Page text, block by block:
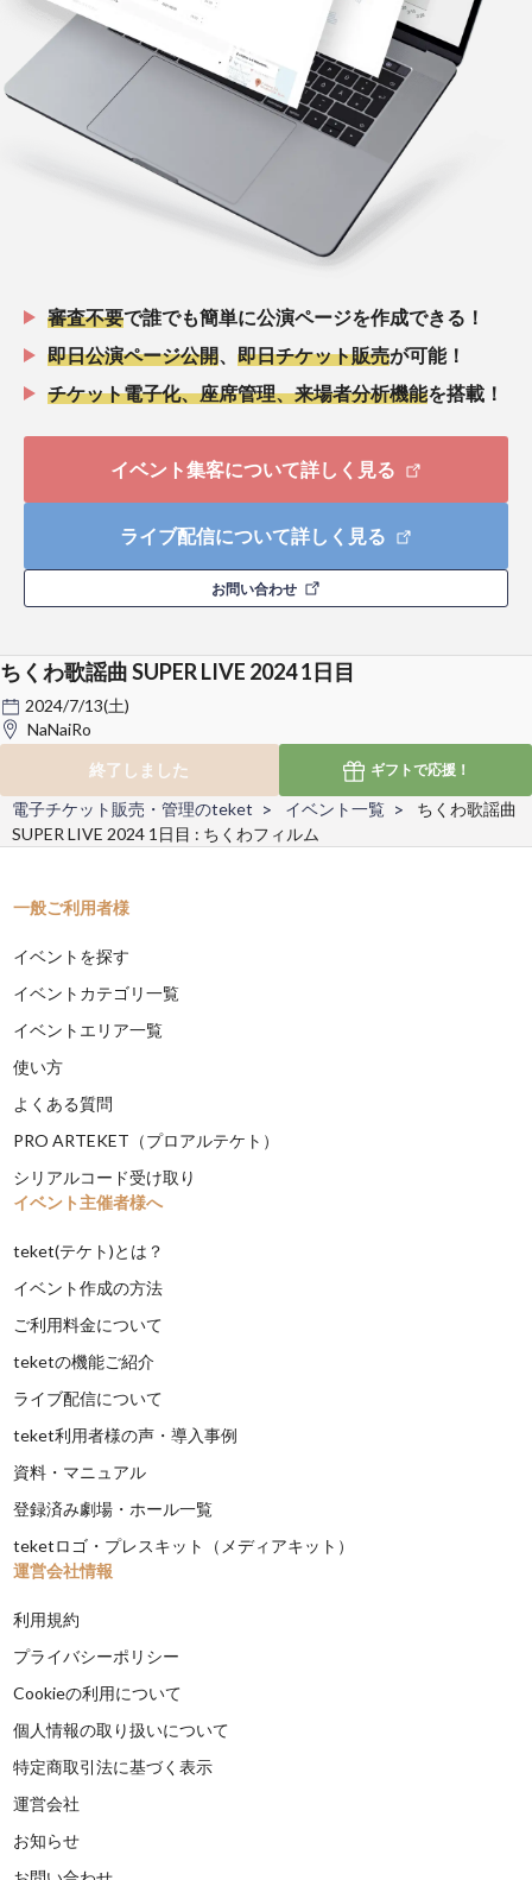
審査不要で誰でも簡単に公演ページを作成できる！
即日公演ページ公開
即日チケット販売が可能！
チケット電子化、座席管理、来場者分析機能を搭載！
イベント集客について詳しく見る
ライブ配信について詳しく見る
お問い合わせ
ちくわ歌謡曲 SUPER LIVE 2024 1日目
2024/7/13(土)
NaNaiRo
終了しました
ギフトで応援！
電子チケット販売・管理のteket イベント一覧
ちくわ歌謡曲
SUPER LIVE 2024 1日目 : ちくわフィルム
一般ご利用者様
イベントを探す
イベントカテゴリ一覧
イベントエリア一覧
使い方
よくある質問
PRO ARTEKET（プロアルテケト）
シリアルコード受け取り
イベント主催者様へ
teket(テケト)とは？
イベント作成の方法
ご利用料金について
teketの機能ご紹介
ライブ配信について
teket利用者様の声・導入事例
資料・マニュアル
登録済み劇場・ホール一覧
teketロゴ・プレスキット（メディアキット）
運営会社情報
利用規約
プライバシーポリシー
Cookieの利用について
個人情報の取り扱いについて
特定商取引法に基づく表示
運営会社
お知らせ